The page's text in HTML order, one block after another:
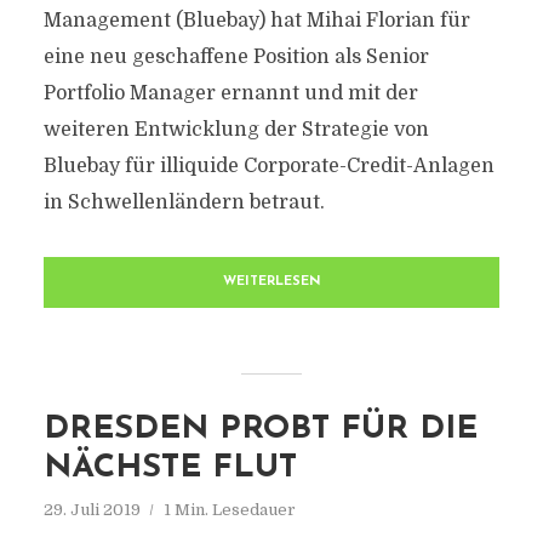
Management (Bluebay) hat Mihai Florian für
eine neu geschaffene Position als Senior
Portfolio Manager ernannt und mit der
weiteren Entwicklung der Strategie von
Bluebay für illiquide Corporate-Credit-Anlagen
in Schwellenländern betraut.
WEITERLESEN
DRESDEN PROBT FÜR DIE
NÄCHSTE FLUT
29. Juli 2019 1 Min. Lesedauer